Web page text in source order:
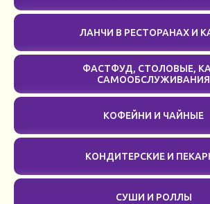
ЛАНЧИ В РЕСТОРАНАХ И
ФАСТФУД, СТОЛОВЫЕ,
САМООБСЛУЖИВАНИЯ
КОФЕЙНИ И ЧАЙНЫЕ
КОНДИТЕРСКИЕ И
СУШИ И РОЛЛЫ